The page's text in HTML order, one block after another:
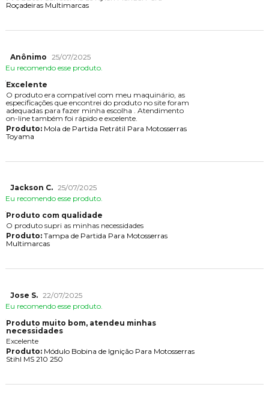
Roçadeiras Multimarcas
Anônimo 25/07/2025
Eu recomendo esse produto.
Excelente
O produto era compatível com meu maquinário, as
especificações que encontrei do produto no site foram
adequadas para fazer minha escolha . Atendimento
on-line também foi rápido e excelente.
Produto:Mola de Partida Retrátil Para Motosserras
Toyama
Jackson C. 25/07/2025
Eu recomendo esse produto.
Produto com qualidade
O produto supri as minhas necessidades
Produto:Tampa de Partida Para Motosserras
Multimarcas
Jose S. 22/07/2025
Eu recomendo esse produto.
Produto muito bom, atendeu minhas
necessidades
Excelente
Produto:Módulo Bobina de Ignição Para Motosserras
Stihl MS 210 250